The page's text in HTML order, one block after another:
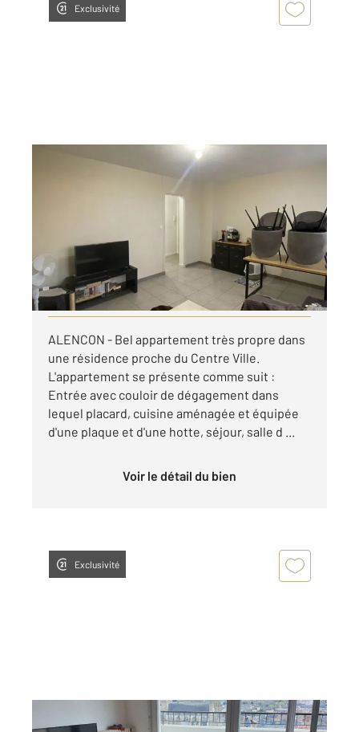
Exclusivité
ALENCON 61
Appartement F3 à louer
616 €
par mois charges comprises
Visiter le site dédié
ALENCON - Bel appartement très propre dans
une résidence proche du Centre Ville.
L'appartement se présente comme suit :
Entrée avec couloir de dégagement dans
lequel placard, cuisine aménagée et équipée
d'une plaque et d'une hotte, séjour, salle d ...
Voir le détail du bien
Exclusivité
ALENCON 61